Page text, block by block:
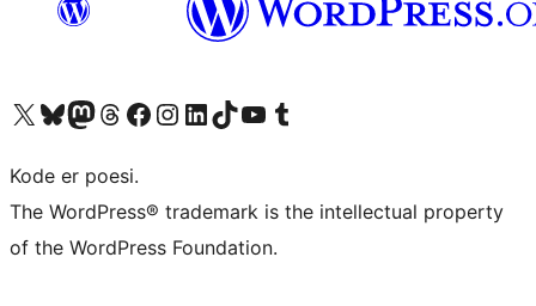
Besøk vår konto på X Visit our Bluesky account
Besøk vår Mastodon-konto
Visit our Threads account
Besøk vår Facebook-sideBesøk vår Instagram-konto
Besøk vår LinkedIn-konto
Visit our TikTok account
Visit our YouTube channel
Visit our Tumblr account
Kode er poesi.
The WordPress® trademark is the intellectual property
of the WordPress Foundation.